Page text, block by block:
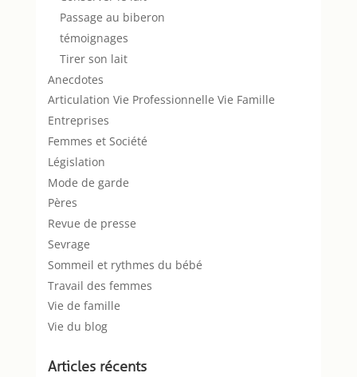
Passage au biberon
témoignages
Tirer son lait
Anecdotes
Articulation Vie Professionnelle Vie Famille
Entreprises
Femmes et Société
Législation
Mode de garde
Pères
Revue de presse
Sevrage
Sommeil et rythmes du bébé
Travail des femmes
Vie de famille
Vie du blog
Articles récents